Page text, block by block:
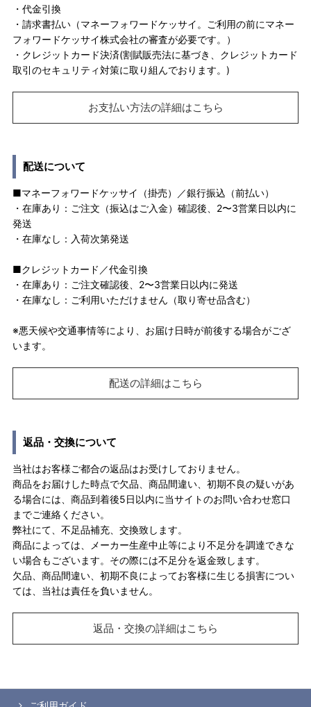
・代金引換
・請求書払い（マネーフォワードケッサイ。ご利用の前にマネー
フォワードケッサイ株式会社の審査が必要です。）
・クレジットカード決済(割賦販売法に基づき、クレジットカード
取引のセキュリティ対策に取り組んでおります。)
お支払い方法の詳細はこちら
配送について
■マネーフォワードケッサイ（掛売）／銀行振込（前払い）
・在庫あり：ご注文（振込はご入金）確認後、2〜3営業日以内に
発送
・在庫なし：入荷次第発送
■クレジットカード／代金引換
・在庫あり：ご注文確認後、2〜3営業日以内に発送
・在庫なし：ご利用いただけません（取り寄せ品含む）
※悪天候や交通事情等により、お届け日時が前後する場合がござ
います。
配送の詳細はこちら
返品・交換について
当社はお客様ご都合の返品はお受けしておりません。
商品をお届けした時点で欠品、商品間違い、初期不良の疑いがあ
る場合には、商品到着後5日以内に当サイトのお問い合わせ窓口
までご連絡ください。
弊社にて、不足品補充、交換致します。
商品によっては、メーカー生産中止等により不足分を調達できな
い場合もございます。その際には不足分を返金致します。
欠品、商品間違い、初期不良によってお客様に生じる損害につい
ては、当社は責任を負いません。
返品・交換の詳細はこちら